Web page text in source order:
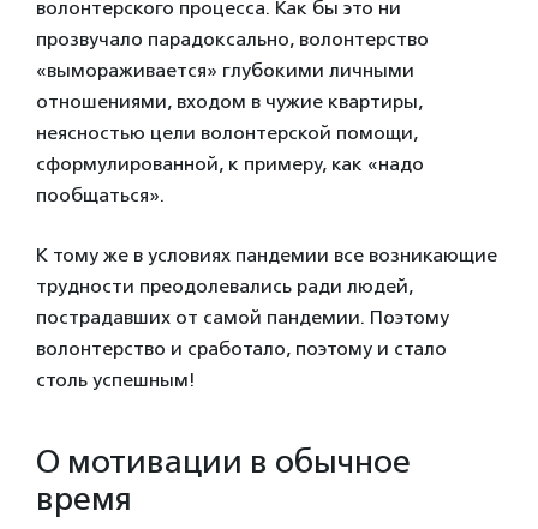
волонтерского процесса. Как бы это ни
прозвучало парадоксально, волонтерство
«вымораживается» глубокими личными
отношениями, входом в чужие квартиры,
неясностью цели волонтерской помощи,
сформулированной, к примеру, как «надо
пообщаться».
К тому же в условиях пандемии все возникающие
трудности преодолевались ради людей,
пострадавших от самой пандемии. Поэтому
волонтерство и сработало, поэтому и стало
столь успешным!
О мотивации в обычное
время